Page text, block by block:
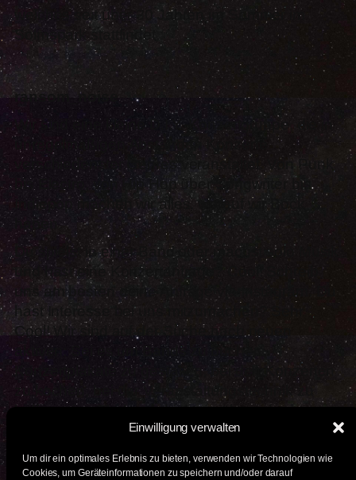
Einwilligung verwalten
Um dir ein optimales Erlebnis zu bieten, verwenden wir Technologien wie
Cookies, um Geräteinformationen zu speichern und/oder darauf
welches seit über 30 Jahren im Sommer im
Solmspark stattfindet.
ransom_noise
Wir sind eine kleine D.I.Y. Konzertgruppe, die in
unregelmäßigen Abständen Konzerte
verschiedenster Genres veranstaltet. Von Punk
bis Electro, von Hip Hop über Songwriter bis
Indiepop machen wir alles, worauf wir Bock
haben.
Du spielst in einer Band oder machst solo Musik
und hast eine Konzertanfrage? Cool! Schreib
uns am besten deine Anfrage via Instagram. Du
hast Interesse bei uns mitzumachen? Sehr
Cool! Wir sind auf der Suche nach neuen
aktiven: Sei es um Bands zu buchen,
Konzertplakate zu gestalten, bei den Konzerten
zu kochen, bei der Veranstaltungstechnik zu
helfen, eine Thekenschicht zu übernehmen
oder am Tag nach dem Konzert gemeinsam den
Laden zu putzen. Keine Vorerfahrung
notwendig, wir bringen uns alles selbst bei! Meld